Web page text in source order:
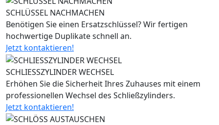
SCHLÜSSEL NACHMACHEN
Benötigen Sie einen Ersatzschlüssel? Wir fertigen
hochwertige Duplikate schnell an.
Jetzt kontaktieren!
SCHLIESSZYLINDER WECHSEL
Erhöhen Sie die Sicherheit Ihres Zuhauses mit einem
professionellen Wechsel des Schließzylinders.
Jetzt kontaktieren!